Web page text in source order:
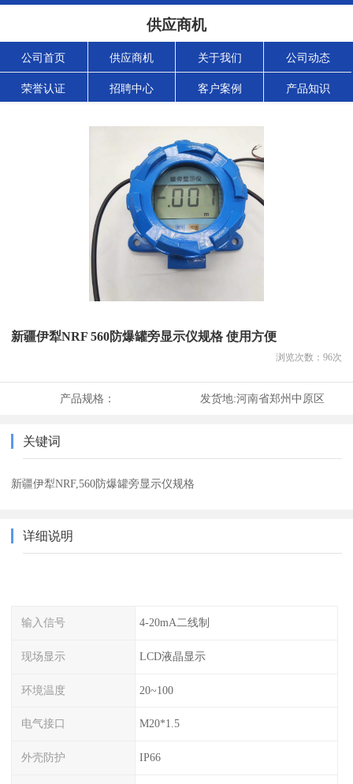
供应商机
公司首页 供应商机 关于我们 公司动态
荣誉认证 招聘中心 客户案例 产品知识
新疆伊犁NRF 560防爆罐旁显示仪规格 使用方便
浏览次数： 96次
产品规格： 发货地:河南省郑州中原区
关键词
新疆伊犁NRF,560防爆罐旁显示仪规格
详细说明
输入信号 4-20mA二线制
现场显示 LCD液晶显示
环境温度 20~100
电气接口 M20*1.5
外壳防护 IP66